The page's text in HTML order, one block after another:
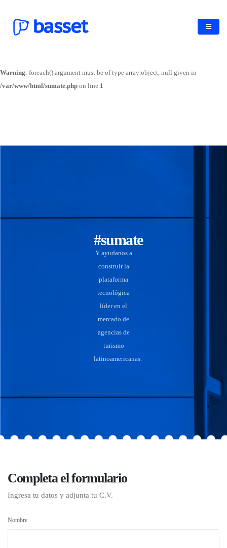
Failed to get contents.
Warning : Trying to access array offset on value of type null in
Warning: foreach() argument must be of type array|object, null given in
/var/www/html/sumate.php on line 1
#sumate
Y ayudanos a
construir la
plataforma
tecnológica
líder en el
mercado de
agencias de
turismo
latinoamericanas.
Completa el formulario
Ingresa tu datos y adjunta tu C.V.
Nombre